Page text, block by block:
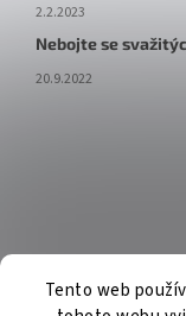
Tento web
2.2.2023
Nebojte se
20.9.2022